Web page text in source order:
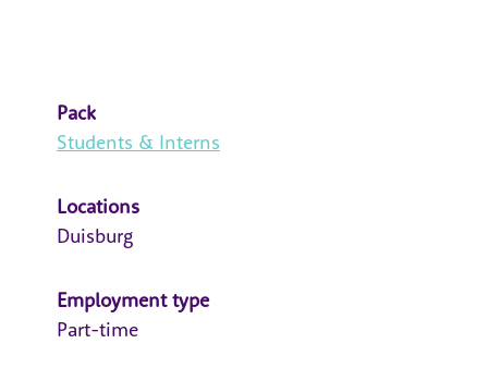
Pack
Students & Interns
Locations
Duisburg
Employment type
Part-time